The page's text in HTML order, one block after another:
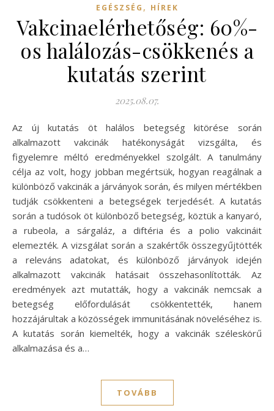
EGÉSZSÉG , HÍREK
Vakcinaelérhetőség: 60%-
os halálozás-csökkenés a
kutatás szerint
2025.08.07.
Az új kutatás öt halálos betegség kitörése során
alkalmazott vakcinák hatékonyságát vizsgálta, és
figyelemre méltó eredményekkel szolgált. A tanulmány
célja az volt, hogy jobban megértsük, hogyan reagálnak a
különböző vakcinák a járványok során, és milyen mértékben
tudják csökkenteni a betegségek terjedését. A kutatás
során a tudósok öt különböző betegség, köztük a kanyaró,
a rubeola, a sárgaláz, a diftéria és a polio vakcináit
elemezték. A vizsgálat során a szakértők összegyűjtötték
a releváns adatokat, és különböző járványok idején
alkalmazott vakcinák hatásait összehasonlították. Az
eredmények azt mutatták, hogy a vakcinák nemcsak a
betegség előfordulását csökkentették, hanem
hozzájárultak a közösségek immunitásának növeléséhez is.
A kutatás során kiemelték, hogy a vakcinák széleskörű
alkalmazása és a…
TOVÁBB